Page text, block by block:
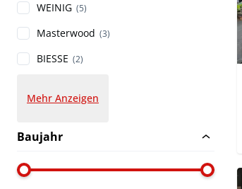
WEINIG (5)
Masterwood (3)
BIESSE (2)
Mehr Anzeigen
Baujahr